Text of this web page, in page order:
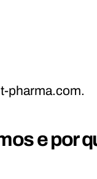
pharma.com.
e por